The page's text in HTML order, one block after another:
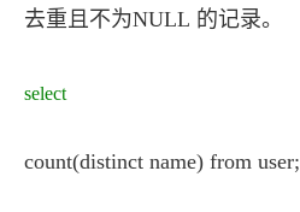
去重且不为NULL 的记录。
select
count(distinct name) from user;